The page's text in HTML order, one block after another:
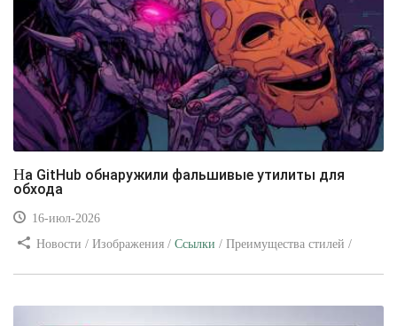
На GitHub обнаружили фальшивые утилиты для
обхода
16-июл-2026
Новости / Изображения / Ссылки / Преимущества стилей /